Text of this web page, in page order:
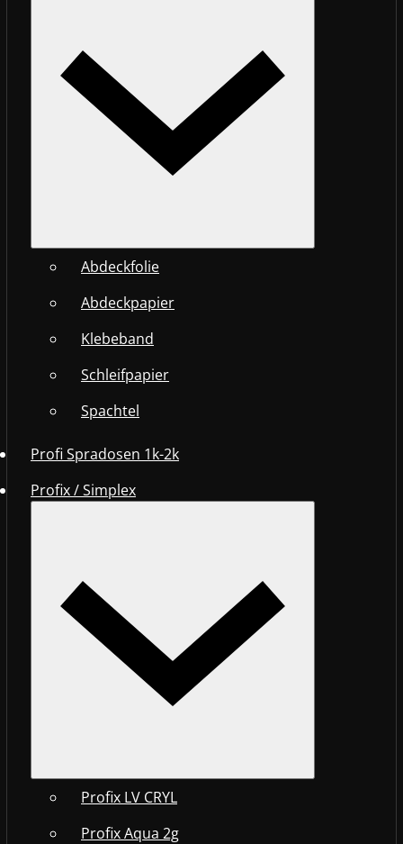
Abdeckfolie
Abdeckpapier
Klebeband
Schleifpapier
Spachtel
Profi Spradosen 1k-2k
Profix / Simplex
Profix LV CRYL
Profix Aqua 2g